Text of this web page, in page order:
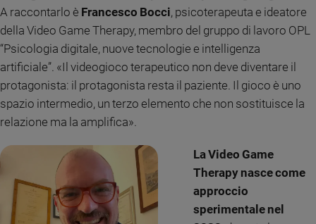
A raccontarlo è Francesco Bocci, psicoterapeuta e ideatore
della Video Game Therapy, membro del gruppo di lavoro OPL
“Psicologia digitale, nuove tecnologie e intelligenza
artificiale”. «Il videogioco terapeutico non deve diventare il
protagonista: il protagonista resta il paziente. Il gioco è uno
spazio intermedio, un terzo elemento che non sostituisce la
relazione ma la amplifica».
La Video Game
Therapy nasce come
approccio
sperimentale nel